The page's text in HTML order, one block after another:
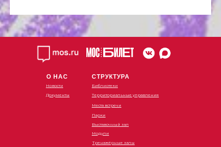
О НАС
Новости
Документы
СТРУКТУРА
Библиотеки
Территориальные управления
Места встречи
Парки
Выставочный зал
Модули
Тренажёрные залы